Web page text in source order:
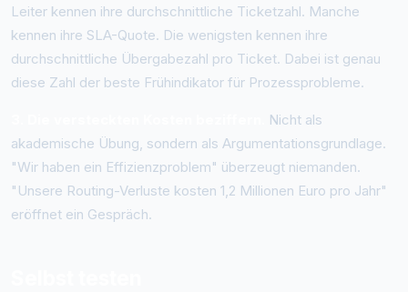
Leiter kennen ihre durchschnittliche Ticketzahl. Manche
kennen ihre SLA-Quote. Die wenigsten kennen ihre
durchschnittliche Übergabezahl pro Ticket. Dabei ist genau
diese Zahl der beste Frühindikator für Prozessprobleme.
Nicht als
akademische Übung, sondern als Argumentationsgrundlage.
"Wir haben ein Effizienzproblem" überzeugt niemanden.
"Unsere Routing-Verluste kosten 1,2 Millionen Euro pro Jahr"
eröffnet ein Gespräch.